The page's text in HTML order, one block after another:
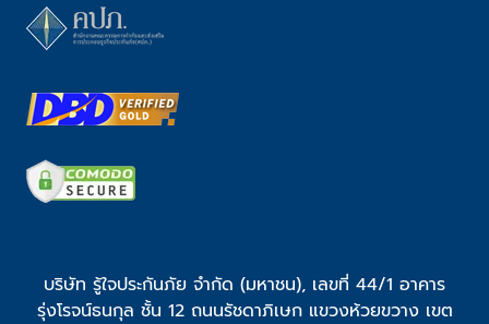
บริษัท รู้ใจประกันภัย จำกัด (มหาชน), เลขที่ 44/1 อาคาร
รุ่งโรจน์ธนกุล ชั้น 12 ถนนรัชดาภิเษก แขวงห้วยขวาง เขต